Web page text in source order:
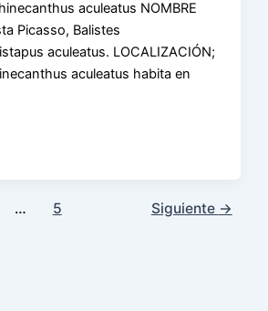
aculeatus NOMBRE
Picasso, Balistes
aculeatus. LOCALIZACIÓN;
aculeatus habita en
… 5 Siguiente →